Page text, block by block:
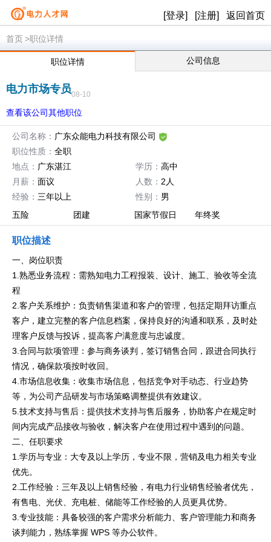
[登录] [注册] 返回首页
首页>职位详情
职位详情 公司信息
电力市场专员08-10
查看该公司其他职位
公司名称： 广东众能电力科技有限公司
职位性质： 全职
地点： 广东湛江 学历： 高中
月薪： 面议 人数： 2人
经验： 三年以上 性别： 男
五险
团建 国家节假日 年终奖
职位描述
一、岗位职责
1.熟悉业务流程：需熟知电力工程报装、设计、施工、验收等全流
程
2.客户关系维护：负责销售渠道和客户的管理，包括定期拜访重点
客户，建立完整的客户信息档案，保持良好的沟通和联系，及时处
理客户反馈与投诉，提高客户满意度与忠诚度。
3.合同与款项管理：参与商务谈判，签订销售合同，跟进合同执行
情况，确保款项按时收回。
4.市场信息收集：收集市场信息，包括竞争对手动态、行业趋势
等，为公司产品研发与市场策略调整提供有效建议。
5.技术支持与售后：提供技术支持与售后服务，协助客户在规定时
间内完成产品接收与验收，解决客户在使用过程中遇到的问题。
二、任职要求
1.学历与专业：大专及以上学历，专业不限，营销及电力相关专业
优先。
2.工作经验：三年及以上销售经验，有电力行业销售经验者优先，
有售电、光伏、充电桩、储能等工作经验的人员更具优势。
3.专业技能：具备较强的客户需求分析能力、客户管理能力和商务
谈判能力，熟练掌握 WPS 等办公软件。